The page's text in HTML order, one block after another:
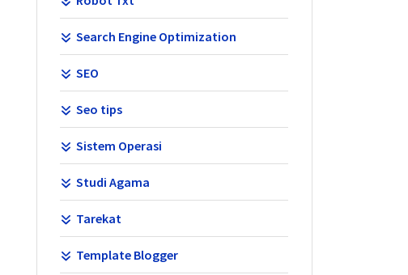
Search Engine Optimization
SEO
Seo tips
Sistem Operasi
Studi Agama
Tarekat
Template Blogger